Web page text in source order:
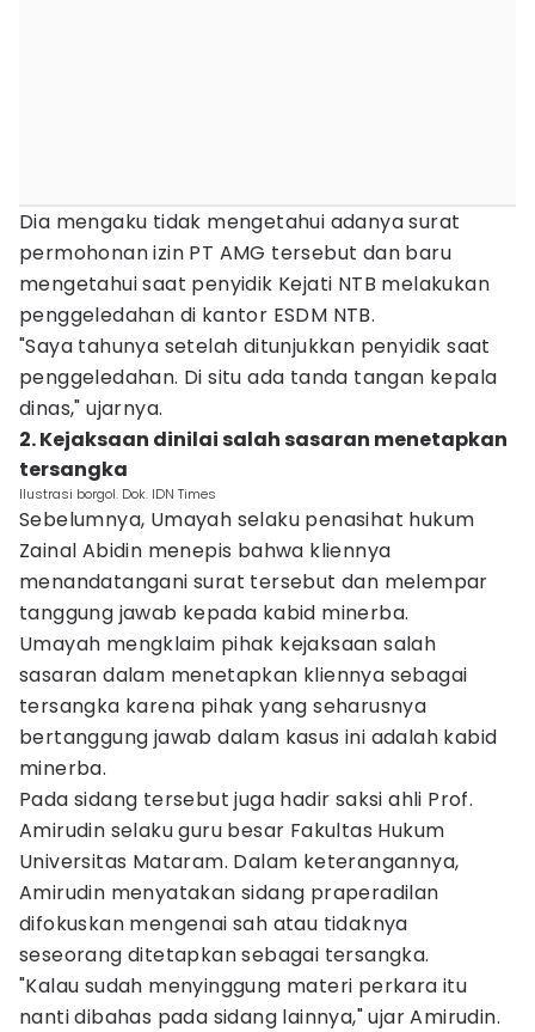
Dia mengaku tidak mengetahui adanya surat
permohonan izin PT AMG tersebut dan baru
mengetahui saat penyidik Kejati NTB melakukan
penggeledahan di kantor ESDM NTB.
"Saya tahunya setelah ditunjukkan penyidik saat
penggeledahan. Di situ ada tanda tangan kepala
dinas," ujarnya.
2. Kejaksaan dinilai salah sasaran menetapkan
tersangka
Ilustrasi borgol. Dok. IDN Times
Sebelumnya, Umayah selaku penasihat hukum
Zainal Abidin menepis bahwa kliennya
menandatangani surat tersebut dan melempar
tanggung jawab kepada kabid minerba.
Umayah mengklaim pihak kejaksaan salah
sasaran dalam menetapkan kliennya sebagai
tersangka karena pihak yang seharusnya
bertanggung jawab dalam kasus ini adalah kabid
minerba.
Pada sidang tersebut juga hadir saksi ahli Prof.
Amirudin selaku guru besar Fakultas Hukum
Universitas Mataram. Dalam keterangannya,
Amirudin menyatakan sidang praperadilan
difokuskan mengenai sah atau tidaknya
seseorang ditetapkan sebagai tersangka.
"Kalau sudah menyinggung materi perkara itu
nanti dibahas pada sidang lainnya," ujar Amirudin.